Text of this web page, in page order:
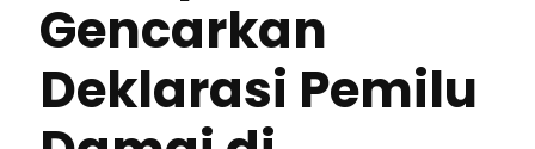
Gencarkan
Deklarasi Pemilu